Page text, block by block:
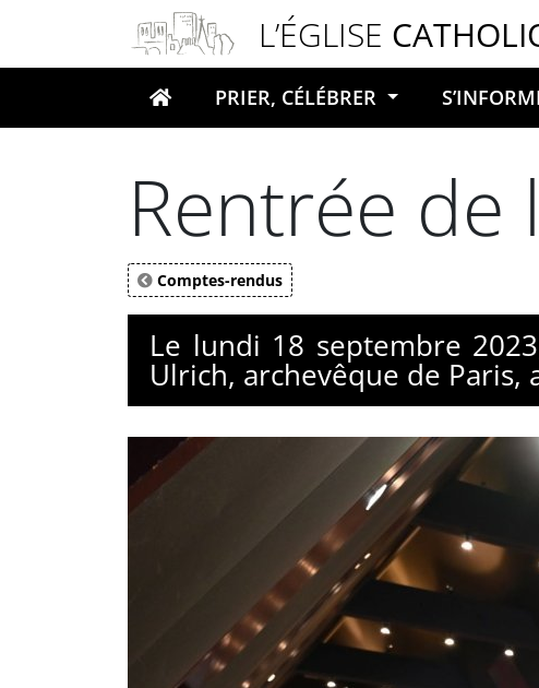
L’ÉGLISE
Votre recherche
PRIER, CÉLÉBRER
Rentrée de
Comptes-rendus
Le lundi 18 septembre
Ulrich, archevêque de Paris,
Panneau de gestion des cookies